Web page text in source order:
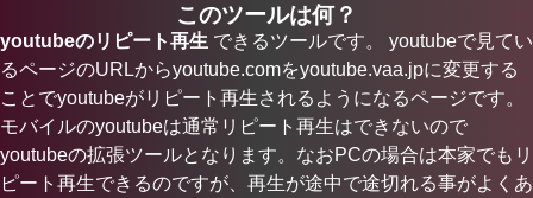
ピート
このツールは何？
youtubeのリピート再生 できるツールです。 youtubeで見てい
るページのURLからyoutube.comをyoutube.vaa.jpに変更する
ことでyoutubeがリピート再生されるようになるページです。
モバイルのyoutubeは通常リピート再生はできないので
youtubeの拡張ツールとなります。なおPCの場合は本家でもリ
ピート再生できるのですが、再生が途中で途切れる事がよくあ